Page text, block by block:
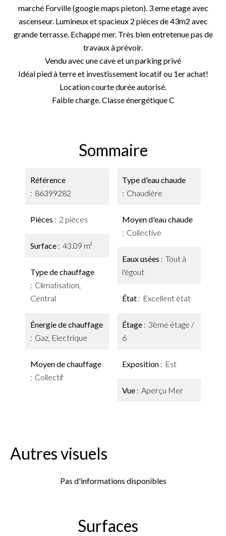
marché Forville (google maps pieton). 3 eme etage avec
ascenseur. Lumineux et spacieux 2 pièces de 43m2 avec
grande terrasse. Echappé mer. Très bien entretenue pas de
travaux à prévoir.
Vendu avec une cave et un parking privé
Idéal pied à terre et investissement locatif ou 1er achat!
Location courte durée autorisé.
Faible charge. Classe énergétique C
Sommaire
Référence
86399282
Pièces 2 pièces
Surface 43.09 m²
Type de chauffage
Climatisation,
Central
Énergie de chauffage
Gaz, Electrique
Moyen de chauffage
Collectif
Type d'eau chaude
Chaudière
Moyen d'eau chaude
Collective
Eaux usées
Tout à
l'égout
État Excellent état
Étage
3ème étage /
6
Exposition Est
Vue Aperçu Mer
Autres visuels
Pas d'informations disponibles
Surfaces